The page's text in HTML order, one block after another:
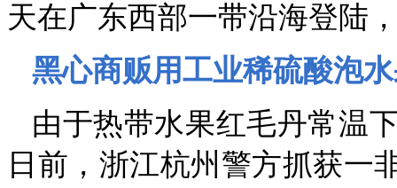
天在广东西部一带沿海登陆
黑心商贩用工业稀硫酸泡
由于热带水果红毛丹常温
日前，浙江杭州警方抓获一